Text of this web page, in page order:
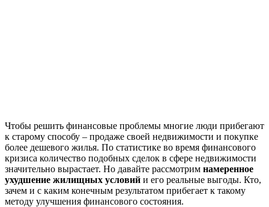
Чтобы решить финансовые проблемы многие люди прибегают
к старому способу – продаже своей недвижимости и покупке
более дешевого жилья. По статистике во время финансового
кризиса количество подобных сделок в сфере недвижимости
значительно вырастает. Но давайте рассмотрим намеренное
ухудшение жилищных условий и его реальные выгоды. Кто,
зачем и с каким конечным результатом прибегает к такому
методу улучшения финансового состояния.